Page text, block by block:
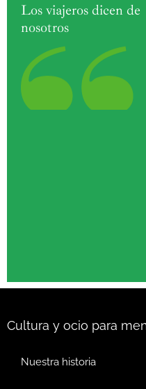
Los viajeros dicen de
nosotros
Cultura y ocio para
Nuestra historia